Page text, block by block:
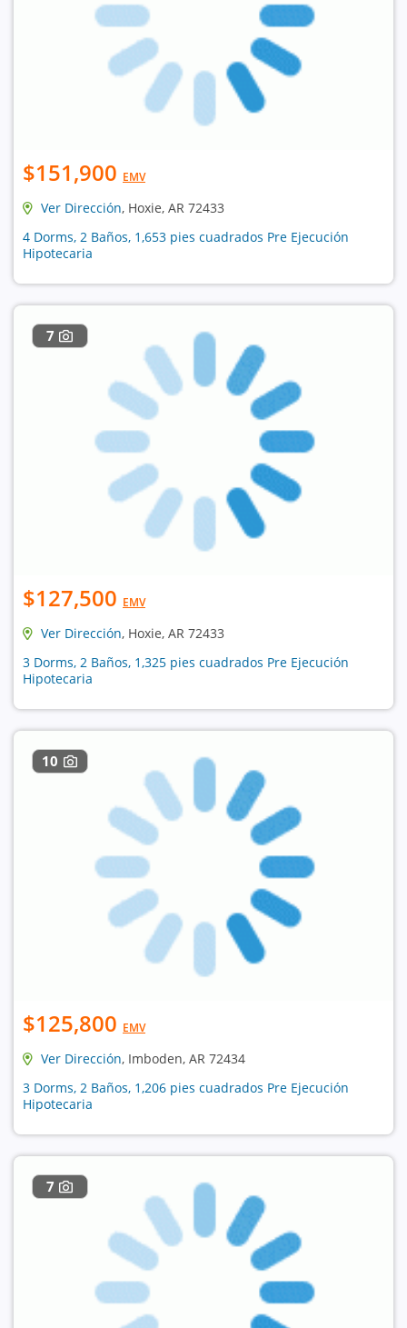
$151,900 EMV
Ver Dirección, Hoxie, AR 72433
4 Dorms, 2 Baños, 1,653 pies cuadrados Pre Ejecución
Hipotecaria
7
$127,500 EMV
Ver Dirección, Hoxie, AR 72433
3 Dorms, 2 Baños, 1,325 pies cuadrados Pre Ejecución
Hipotecaria
10
$125,800 EMV
Ver Dirección, Imboden, AR 72434
3 Dorms, 2 Baños, 1,206 pies cuadrados Pre Ejecución
Hipotecaria
7